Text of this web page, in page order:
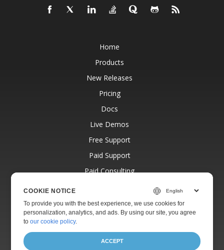
Home
Products
New Releases
Pricing
Docs
Live Demos
Free Support
Paid Support
Paid Consulting
Websites
About
COOKIE NOTICE
To provide you with the best experience, we use cookies for
personalization, analytics, and ads. By using our site, you agree
toour cookie policy.
ACCEPT